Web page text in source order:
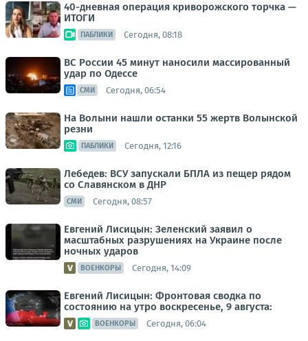
40-дневная операция криворожского торчка —
ИТОГИ
ПАБЛИКИ Сегодня, 08:18
ВС России 45 минут наносили массированный
удар по Одессе
СМИ Сегодня, 06:54
На Волыни нашли останки 55 жертв Волынской
резни
ПАБЛИКИ Сегодня, 12:16
Лебедев: ВСУ запускали БПЛА из пещер рядом
со Славянском в ДНР
СМИ Сегодня, 08:57
Евгений Лисицын: Зеленский заявил о
масштабных разрушениях на Украине после
ночных ударов
ВОЕНКОРЫ Сегодня, 14:09
Евгений Лисицын: Фронтовая сводка по
состоянию на утро воскресенье, 9 августа:
ВОЕНКОРЫ Сегодня, 06:04